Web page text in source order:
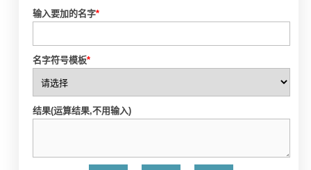
输入要加的名字*
名字符号模板*
结果(运算结果,不用输入)